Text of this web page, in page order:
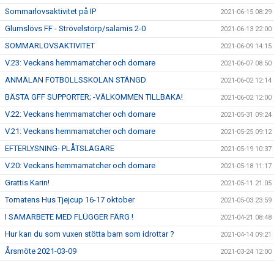
Sommarlovsaktivitet på IP 2021-06-15 08:29
Glumslövs FF - Strövelstorp/salamis 2-0 2021-06-13 22:00
SOMMARLOVSAKTIVITET 2021-06-09 14:15
V.23: Veckans hemmamatcher och domare 2021-06-07 08:50
ANMÄLAN FOTBOLLSSKOLAN STÄNGD 2021-06-02 12:14
BÄSTA GFF SUPPORTER; -VÄLKOMMEN TILLBAKA! 2021-06-02 12:00
V.22: Veckans hemmamatcher och domare 2021-05-31 09:24
V.21: Veckans hemmamatcher och domare 2021-05-25 09:12
EFTERLYSNING- PLÅTSLAGARE 2021-05-19 10:37
V.20: Veckans hemmamatcher och domare 2021-05-18 11:17
Grattis Karin! 2021-05-11 21:05
Tomatens Hus Tjejcup 16-17 oktober 2021-05-03 23:59
I SAMARBETE MED FLÜGGER FÄRG ! 2021-04-21 08:48
Hur kan du som vuxen stötta barn som idrottar ? 2021-04-14 09:21
Årsmöte 2021-03-09 2021-03-24 12:00